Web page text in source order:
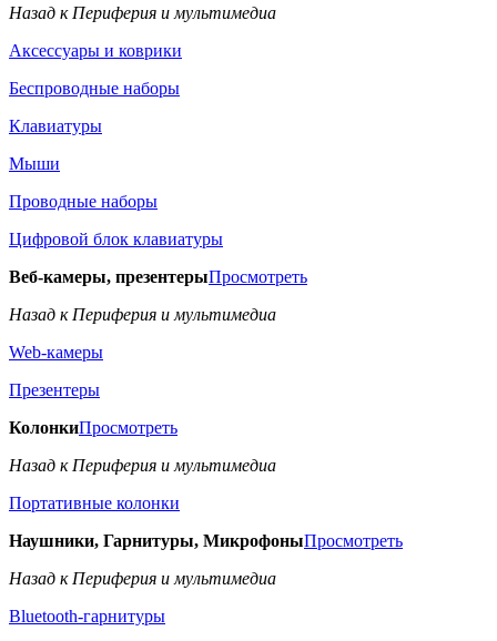
Назад к Периферия и мультимедиа
Аксессуары и коврики
Беспроводные наборы
Клавиатуры
Мыши
Проводные наборы
Цифровой блок клавиатуры
Веб-камеры, презентерыПросмотреть
Назад к Периферия и мультимедиа
Web-камеры
Презентеры
КолонкиПросмотреть
Назад к Периферия и мультимедиа
Портативные колонки
Наушники, Гарнитуры, МикрофоныПросмотреть
Назад к Периферия и мультимедиа
Bluetooth-гарнитуры